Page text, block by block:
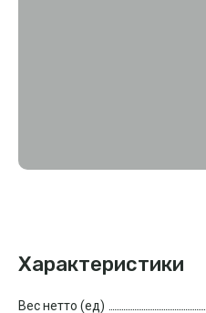
Характеристики
Вес нетто (ед)